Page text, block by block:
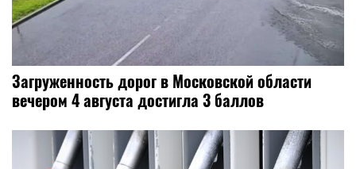
Загруженность дорог в Московской области
вечером 4 августа достигла 3 баллов